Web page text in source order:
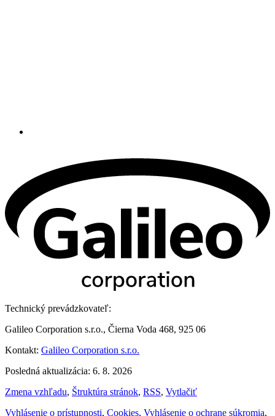
Technický prevádzkovateľ:
Galileo Corporation s.r.o., Čierna Voda 468, 925 06
Kontakt: Galileo Corporation s.r.o.
Posledná aktualizácia: 6. 8. 2026
Zmena vzhľadu, Štruktúra stránok, RSS, Vytlačiť
Vyhlásenie o prístupnosti, Cookies, Vyhlásenie o ochrane súkromia,